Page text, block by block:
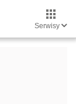
Serwisy